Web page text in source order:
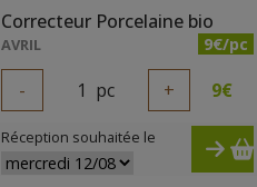
Correcteur Porcelaine bio
AVRIL 9€/pc
- 1 pc + 9€
Réception souhaitée le